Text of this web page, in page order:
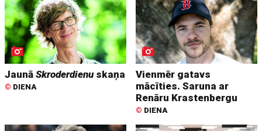
JaunāSkroderdienuskaņa
© DIENA
Vienmēr gatavs
mācīties. Saruna ar
Renāru Krastenbergu
© DIENA